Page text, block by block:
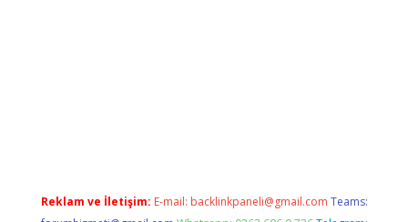
Reklam ve İletişim: E-mail: backlinkpaneli@gmail.com Teams: